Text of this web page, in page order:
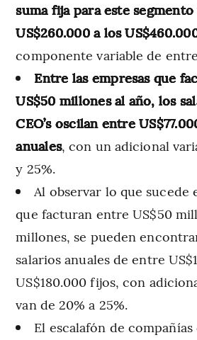
suma fija para este
US$260.000 a los
componente variable de
Entre las empresas que
US$50 millones al año, los
CEO’s oscilan entre
anuales, con un adicional
y 25%.
Al observar lo que sucede
que facturan entre US$50
millones, se pueden
salarios anuales de entre
US$180.000 fijos, con
van de 20% a 25%.
El escalafón de